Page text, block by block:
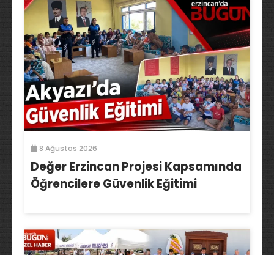
8 Ağustos 2026
Değer Erzincan Projesi Kapsamında
Öğrencilere Güvenlik Eğitimi